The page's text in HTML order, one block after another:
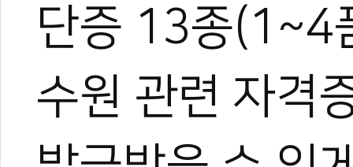
단증 13종(1~4
수원 관련 자격